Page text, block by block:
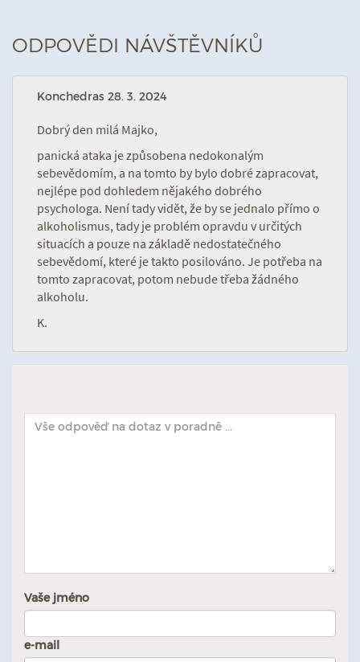
ODPOVĚDI NÁVŠTĚVNÍKŮ
Konchedras 28. 3. 2024
Dobrý den milá Majko,
panická ataka je způsobena nedokonalým
sebevědomím, a na tomto by bylo dobré zapracovat,
nejlépe pod dohledem nějakého dobrého
psychologa. Není tady vidět, že by se jednalo přímo o
alkoholismus, tady je problém opravdu v určitých
situacích a pouze na základě nedostatečného
sebevědomí, které je takto posilováno. Je potřeba na
tomto zapracovat, potom nebude třeba žádného
alkoholu.
K.
Vaše jméno
e-mail